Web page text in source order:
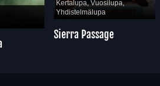
Kertalupa, Vuosilupa,
Yhdistelmälupa
Sierra Passage